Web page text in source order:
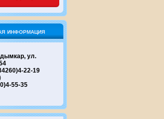
информация
ул.
22-19
55-35